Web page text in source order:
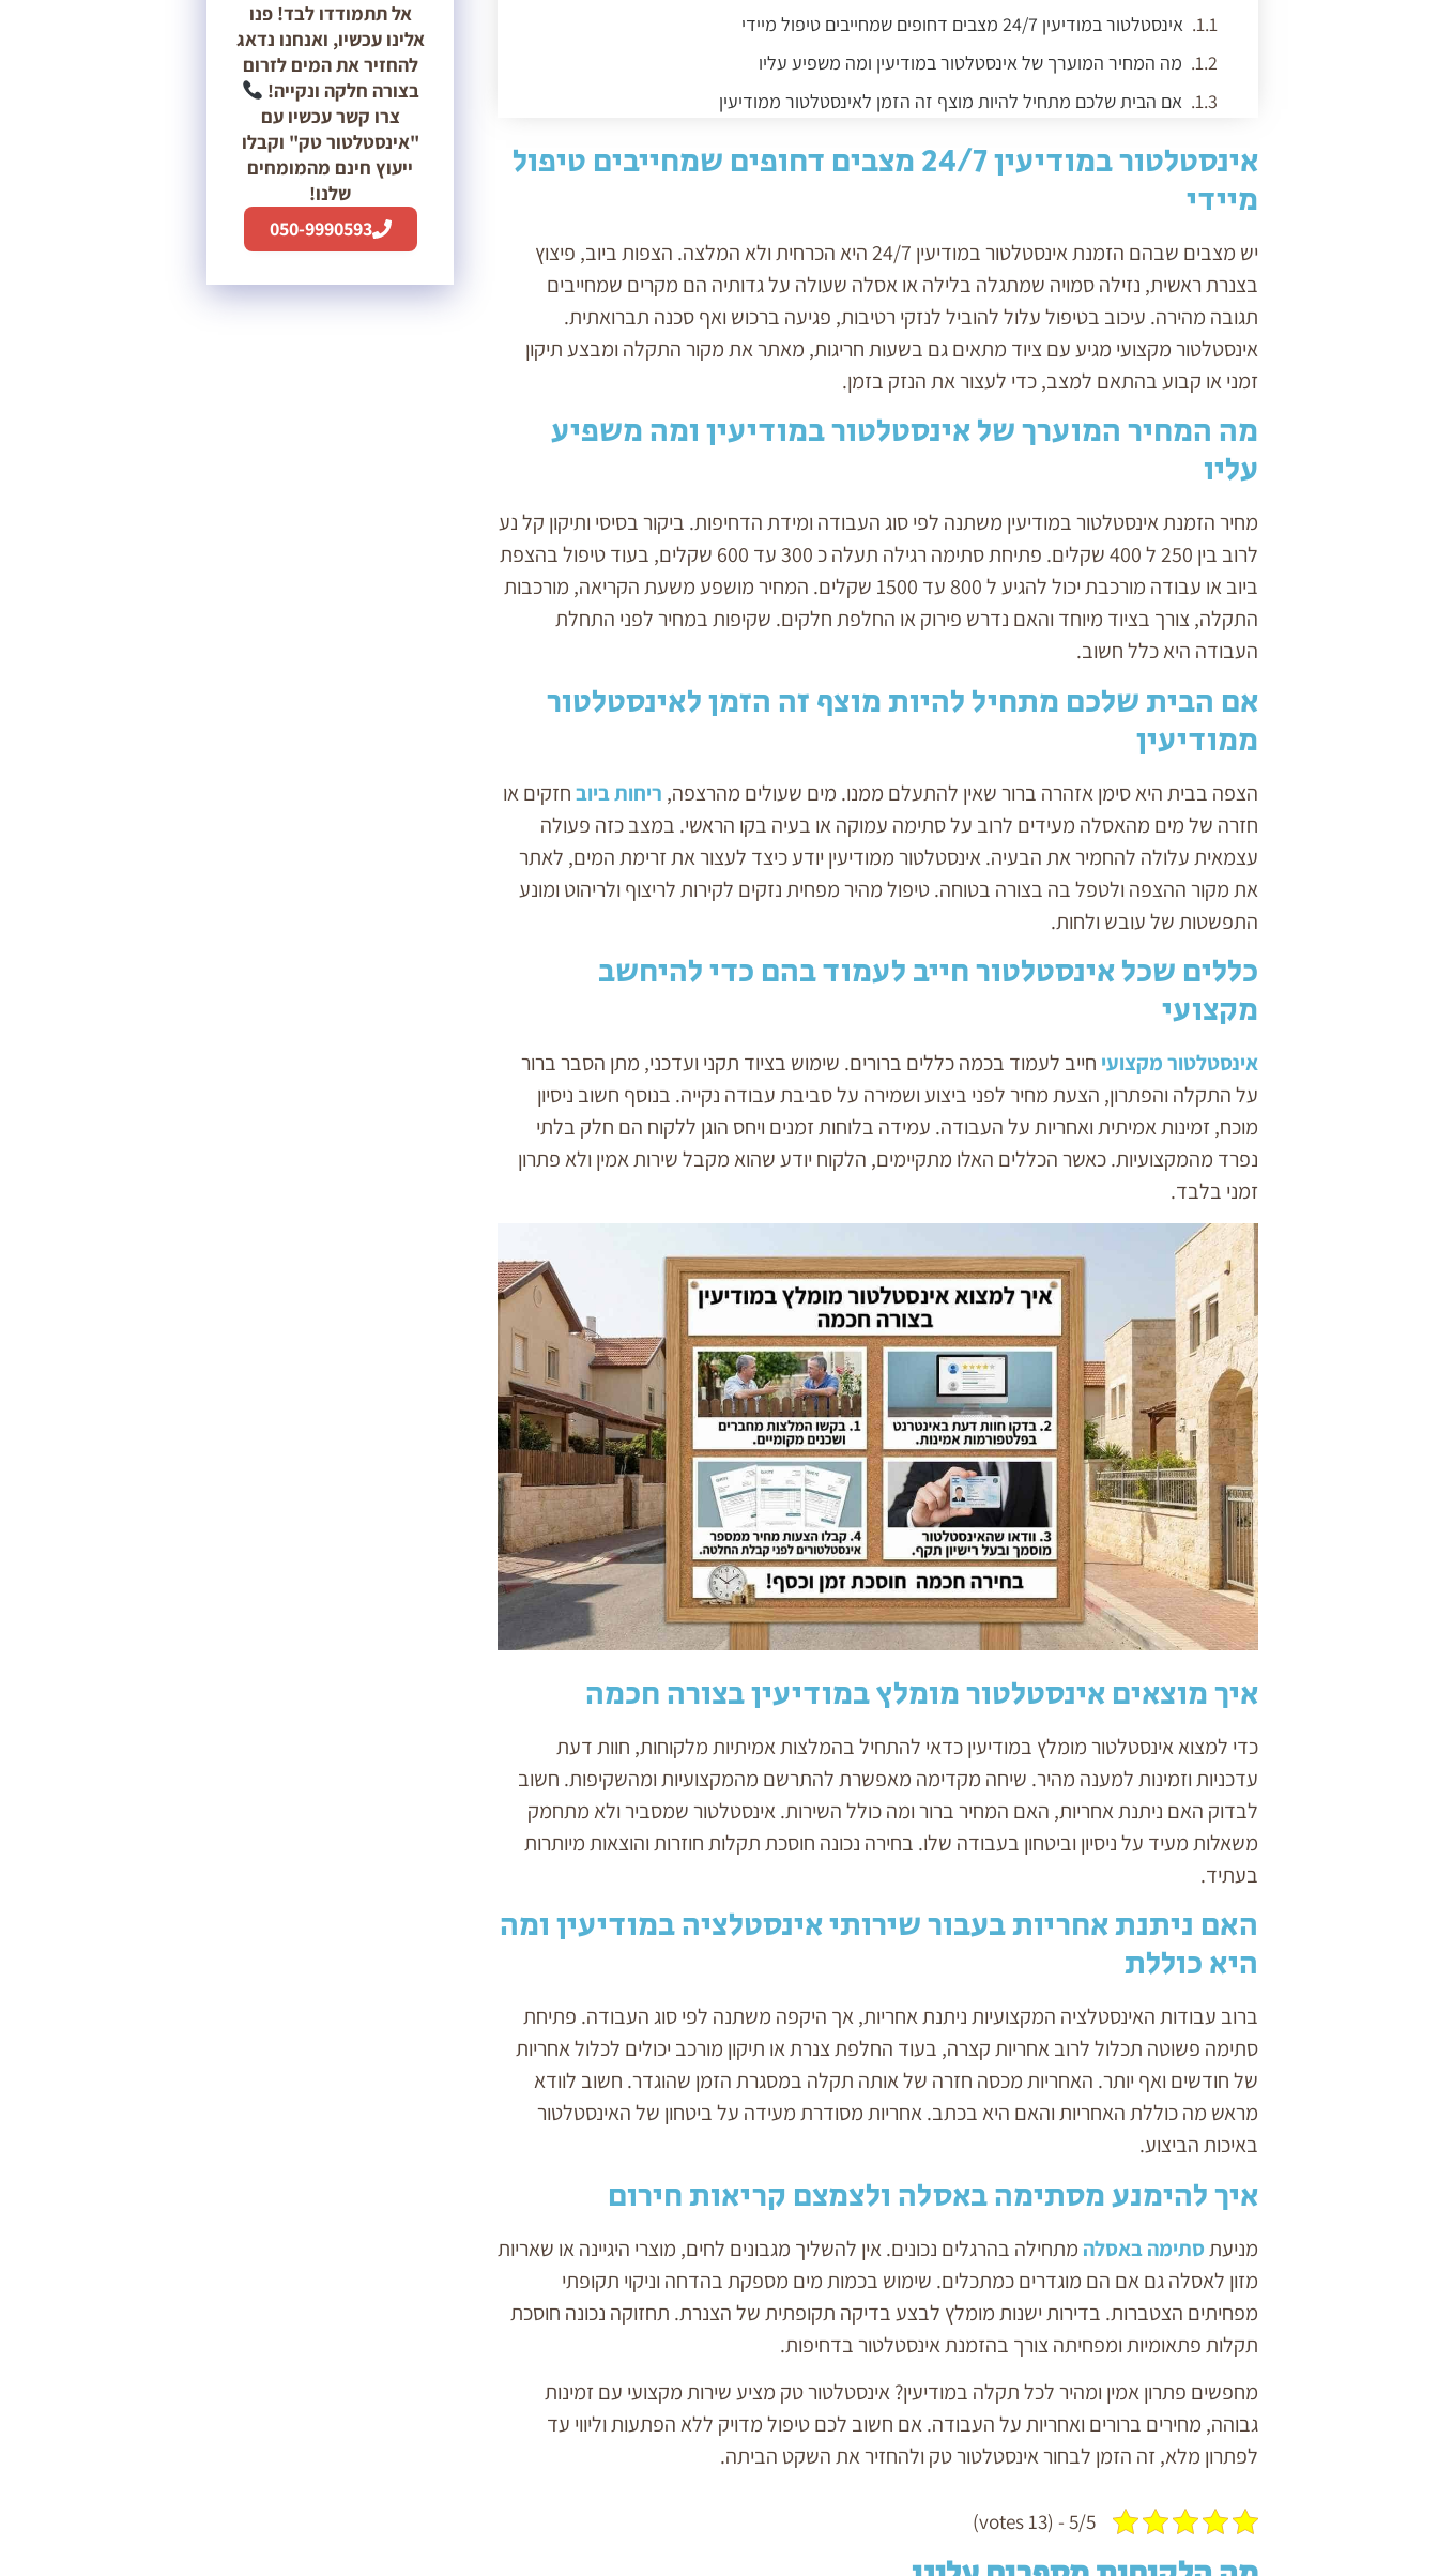
אינסטלטור במודיעין 24/7 מצבים דחופים שמחייבים טיפול מיידי
מה המחיר המוערך של אינסטלטור במודיעין ומה משפיע עליו
אם הבית שלכם מתחיל להיות מוצף זה הזמן לאינסטלטור ממודיעין
איך מוצאים אינסטלטור מומלץ במודיעין בצורה חכמה
איך להימנע מסתימה באסלה ולצמצם קריאות חירום
אינסטלטור במודיעין 24/7 מצבים דחופים שמחייבים טיפול
מיידי
יש מצבים שבהם הזמנת אינסטלטור במודיעין 24/7 היא הכרחית ולא המלצה. הצפות ביוב, פיצוץ
בצנרת ראשית, נזילה סמויה שמתגלה בלילה או אסלה שעולה על גדותיה הם מקרים שמחייבים
תגובה מהירה. עיכוב בטיפול עלול להוביל לנזקי רטיבות, פגיעה ברכוש ואף סכנה תברואתית.
אינסטלטור מקצועי מגיע עם ציוד מתאים גם בשעות חריגות, מאתר את מקור התקלה ומבצע תיקון
זמני או קבוע בהתאם למצב, כדי לעצור את הנזק בזמן.
מה המחיר המוערך של אינסטלטור במודיעין ומה משפיע
עליו
מחיר הזמנת אינסטלטור במודיעין משתנה לפי סוג העבודה ומידת הדחיפות. ביקור בסיסי ותיקון קל נע
לרוב בין 250 ל 400 שקלים. פתיחת סתימה רגילה תעלה כ 300 עד 600 שקלים, בעוד טיפול בהצפת
ביוב או עבודה מורכבת יכול להגיע ל 800 עד 1500 שקלים. המחיר מושפע משעת הקריאה, מורכבות
התקלה, צורך בציוד מיוחד והאם נדרש פירוק או החלפת חלקים. שקיפות במחיר לפני התחלת
העבודה היא כלל חשוב.
אם הבית שלכם מתחיל להיות מוצף זה הזמן לאינסטלטור
ממודיעין
הצפה בבית היא סימן אזהרה ברור שאין להתעלם ממנו. מים שעולים מהרצפה, ריחות ביובחזקים או
חזרה של מים מהאסלה מעידים לרוב על סתימה עמוקה או בעיה בקו הראשי. במצב כזה פעולה
עצמאית עלולה להחמיר את הבעיה. אינסטלטור ממודיעין יודע כיצד לעצור את זרימת המים, לאתר
את מקור ההצפה ולטפל בה בצורה בטוחה. טיפול מהיר מפחית נזקים לקירות לריצוף ולריהוט ומונע
התפשטות של עובש ולחות.
כללים שכל אינסטלטור חייב לעמוד בהם כדי להיחשב
מקצועי
אינסטלטור מקצועי חייב לעמוד בכמה כללים ברורים. שימוש בציוד תקני ועדכני, מתן הסבר ברור
על התקלה והפתרון, הצעת מחיר לפני ביצוע ושמירה על סביבת עבודה נקייה. בנוסף חשוב ניסיון
מוכח, זמינות אמיתית ואחריות על העבודה. עמידה בלוחות זמנים ויחס הוגן ללקוח הם חלק בלתי
נפרד מהמקצועיות. כאשר הכללים האלו מתקיימים, הלקוח יודע שהוא מקבל שירות אמין ולא פתרון
זמני בלבד.
איך מוצאים אינסטלטור מומלץ במודיעין בצורה חכמה
כדי למצוא אינסטלטור מומלץ במודיעין כדאי להתחיל בהמלצות אמיתיות מלקוחות, חוות דעת
עדכניות וזמינות למענה מהיר. שיחה מקדימה מאפשרת להתרשם מהמקצועיות ומהשקיפות. חשוב
לבדוק האם ניתנת אחריות, האם המחיר ברור ומה כולל השירות. אינסטלטור שמסביר ולא מתחמק
משאלות מעיד על ניסיון וביטחון בעבודה שלו. בחירה נכונה חוסכת תקלות חוזרות והוצאות מיותרות
בעתיד.
האם ניתנת אחריות בעבור שירותי אינסטלציה במודיעין ומה
היא כוללת
ברוב עבודות האינסטלציה המקצועיות ניתנת אחריות, אך היקפה משתנה לפי סוג העבודה. פתיחת
סתימה פשוטה תכלול לרוב אחריות קצרה, בעוד החלפת צנרת או תיקון מורכב יכולים לכלול אחריות
של חודשים ואף יותר. האחריות מכסה חזרה של אותה תקלה במסגרת הזמן שהוגדר. חשוב לוודא
מראש מה כוללת האחריות והאם היא בכתב. אחריות מסודרת מעידה על ביטחון של האינסטלטור
באיכות הביצוע.
איך להימנע מסתימה באסלה ולצמצם קריאות חירום
מניעתסתימה באסלה מתחילה בהרגלים נכונים. אין להשליך מגבונים לחים, מוצרי היגיינה או שאריות
מזון לאסלה גם אם הם מוגדרים כמתכלים. שימוש בכמות מים מספקת בהדחה וניקוי תקופתי
מפחיתים הצטברות. בדירות ישנות מומלץ לבצע בדיקה תקופתית של הצנרת. תחזוקה נכונה חוסכת
תקלות פתאומיות ומפחיתה צורך בהזמנת אינסטלטור בדחיפות.
מחפשים פתרון אמין ומהיר לכל תקלה במודיעין? אינסטלטור טק מציע שירות מקצועי עם זמינות
גבוהה, מחירים ברורים ואחריות על העבודה. אם חשוב לכם טיפול מדויק ללא הפתעות וליווי עד
לפתרון מלא, זה הזמן לבחור אינסטלטור טק ולהחזיר את השקט הביתה.
5/5 - (13 votes)
אל תתמודדו לבד! פנו
אלינו עכשיו, ואנחנו נדאג
להחזיר את המים לזרום
בצורה חלקה ונקייה!
צרו קשר עכשיו עם
"אינסטלטור טק" וקבלו
ייעוץ חינם מהמומחים
שלנו!
050-9990593